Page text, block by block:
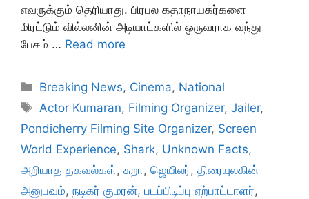
எவருக்கும் தெரியாது. பிரபல கதாநாயகர்களை
மிரட்டும் வில்லனின் அடியாட்களில் ஒருவராக வந்து
பேசும் … Read more
Categories
Breaking News, Cinema, National
Tags
Actor Kumaran, Filming Organizer,Jailer,
Pondicherry Filming Site Organizer, Screen
World Experience, Shark, Unknown Facts,
அறியாத தகவல்கள், சுறா, ஜெயிலர், திரையுலகின்
அனுபவம், நடிகர் குமரன், படப்பிடிப்பு ஏற்பாட்டாளர்,